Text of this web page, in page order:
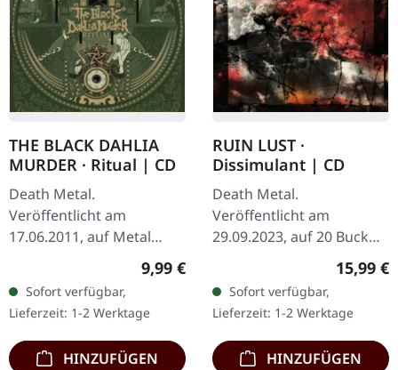
THE BLACK DAHLIA
MURDER · Ritual | CD
Death Metal.
Veröffentlicht am
17.06.2011, auf Metal
Blade Records. CD im
Jewelcase. "Ritual" von
The Black Dahlia Murder
ist ein kraftvolles
Zeugnis…
Regulärer Preis:
9,99 €
Sofort verfügbar,
Lieferzeit: 1-2 Werktage
HINZUFÜGEN
RUIN LUST ·
Dissimulant | CD
Death Metal.
Veröffentlicht am
29.09.2023, auf 20 Buck
Spin. CD im Jewelcase.
Ruin Lust liefern mit
"Dissimulant" ein absolut
vernichtendes Debüt ab…
15,99 €
Sofort verfügbar,
Lieferzeit: 1-2 Werktage
HINZUFÜGEN